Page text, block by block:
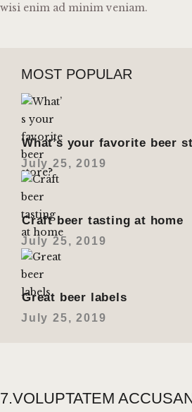
wisi enim ad minim veniam.
MOST POPULAR
What’s your favorite beer
July 25, 2019
Craft beer tasting at home
July 25, 2019
Great beer labels
July 25, 2019
7.VOLUPTATEM